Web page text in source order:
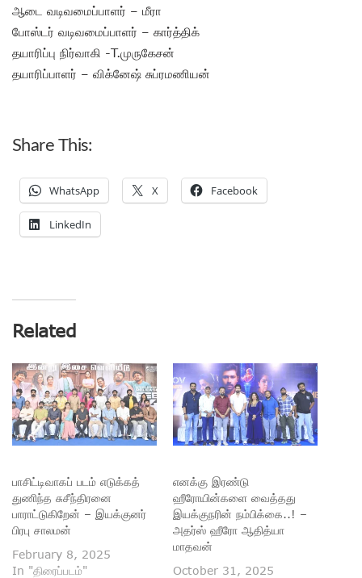
ஆடை வடிவமைப்பாளர் – மீரா
போஸ்டர் வடிவமைப்பாளர் – கார்த்திக்
தயாரிப்பு நிர்வாகி -T.முருகேசன்
தயாரிப்பாளர் – விக்னேஷ் சுப்ரமணியன்
Share This:
WhatsApp X Facebook
LinkedIn
Related
பாசிட்டிவாகப் படம் எடுக்கத்
துணிந்த சுசீந்திரனை
பாராட்டுகிறேன் – இயக்குனர்
பிரபு சாலமன்
February 8, 2025
In "திரைப்படம்"
எனக்கு இரண்டு
ஹீரோயின்களை வைத்தது
இயக்குநரின் நம்பிக்கை..! –
அதர்ஸ் ஹீரோ ஆதித்யா
மாதவன்
October 31, 2025